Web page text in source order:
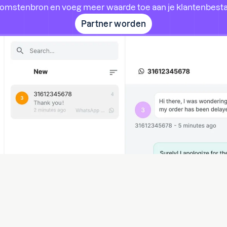
en voeg meer waarde toe aan je
Partner worden